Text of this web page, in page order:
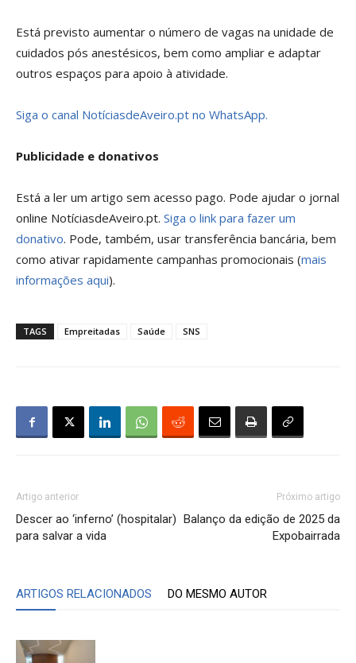
Está previsto aumentar o número de vagas na unidade de
cuidados pós anestésicos, bem como ampliar e adaptar
outros espaços para apoio à atividade.
Siga o canal NotíciasdeAveiro.pt no WhatsApp.
Publicidade e donativos
Está a ler um artigo sem acesso pago. Pode ajudar o jornal
online NotíciasdeAveiro.pt. Siga o link para fazer um
donativo. Pode, também, usar transferência bancária, bem
como ativar rapidamente campanhas promocionais (mais
informações aqui).
TAGS Empreitadas Saúde SNS
Artigo anterior
Descer ao ‘inferno’ (hospitalar)
para salvar a vida
Próximo artigo
Balanço da edição de 2025 da
Expobairrada
ARTIGOS RELACIONADOS DO MESMO AUTOR